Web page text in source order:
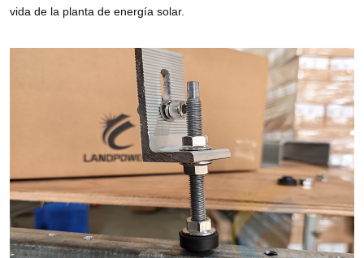
vida de la planta de energía solar.